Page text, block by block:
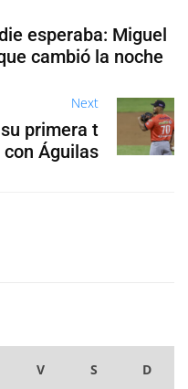
esperaba: Miguel
cambió la noche
Next
primera t
Águilas
V S D